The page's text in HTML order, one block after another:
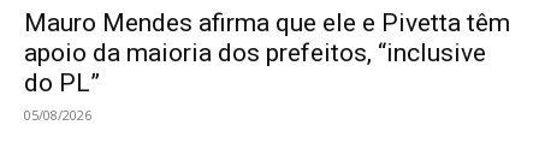
Mauro Mendes afirma que ele e Pivetta têm
apoio da maioria dos prefeitos, “inclusive
do PL”
05/08/2026